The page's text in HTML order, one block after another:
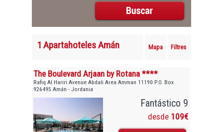
1 Apartahoteles Amán Mapa Filtres
The Boulevard Arjaan by Rotana ****
Rafiq Al Hariri Avenue Abdali Area Amman 11190 P.O. Box
926495 Amán - Jordania
Fantástico 9
desde 109€